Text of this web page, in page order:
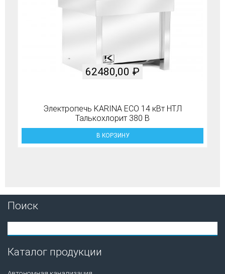
Электропечь KARINA ECO 14 кВт НТЛ
Талькохлорит 380 В
62480,00 ₽
В КОРЗИНУ
Поиск
Каталог продукции